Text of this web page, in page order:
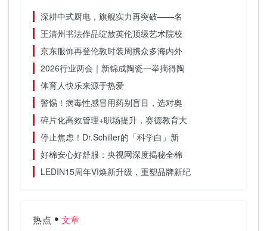
深耕中式厨电，旗舰实力再突破——名
王清州书法作品绽放英伦顶级艺术院校
京东服饰再登伦敦时装周携众多海内外
2026行业两会｜新锦成陶瓷一举摘得陶
体育人快乐来源于热爱
警惕！病毒性感冒用药别盲目，选对奥
碎片化高效管理+职场提升，赛德教育大
停止焦虑！Dr.Schiller的「科学白」新
好棉安心好舒服：央视网深度揭秘全棉
LEDIN15周年VI焕新升级，重塑品牌新纪
热点 文章